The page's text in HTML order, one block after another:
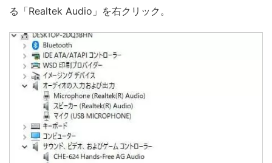
る「Realtek Audio」を右クリック。